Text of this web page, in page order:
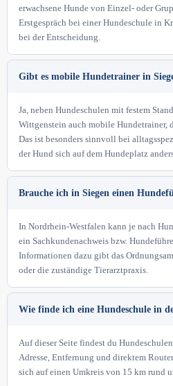
erwachsene Hunde von Einzel- oder
Erstgespräch bei einer Hundeschule in
bei der Entscheidung.
Gibt es mobile Hundetrainer in
Ja, neben Hundeschulen mit festem
Wittgenstein auch mobile Hundetrainer,
Das ist besonders sinnvoll bei
der Hund sich auf dem Hundeplatz
Brauche ich in Siegen einen
In Nordrhein-Westfalen kann je nach
ein Sachkundenachweis bzw.
Informationen dazu gibt das
oder die zuständige Tierarztpraxis.
Wie finde ich eine Hundeschule in
Auf dieser Seite findest du
Adresse, Entfernung und direktem
sich auf einen Umkreis von 15 km rund